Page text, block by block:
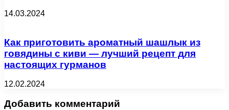
14.03.2024
Как приготовить ароматный шашлык из
говядины с киви — лучший рецепт для
настоящих гурманов
12.02.2024
Добавить комментарий